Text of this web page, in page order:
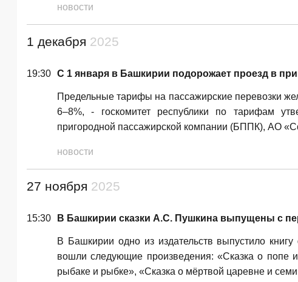
новости
1 декабря 2025
19:30 C 1 января в Башкирии подорожает проезд в
Предельные тарифы на пассажирские перевозки
6–8%, - госкомитет республики по тарифам
пригородной пассажирской компании (БППК), АО
новости
27 ноября 2025
15:30 В Башкирии сказки А.С. Пушкина выпущены с
В Башкирии одно из издательств выпустило
вошли следующие произведения: «Сказка о попе
рыбаке и рыбке», «Сказка о мёртвой царевне и